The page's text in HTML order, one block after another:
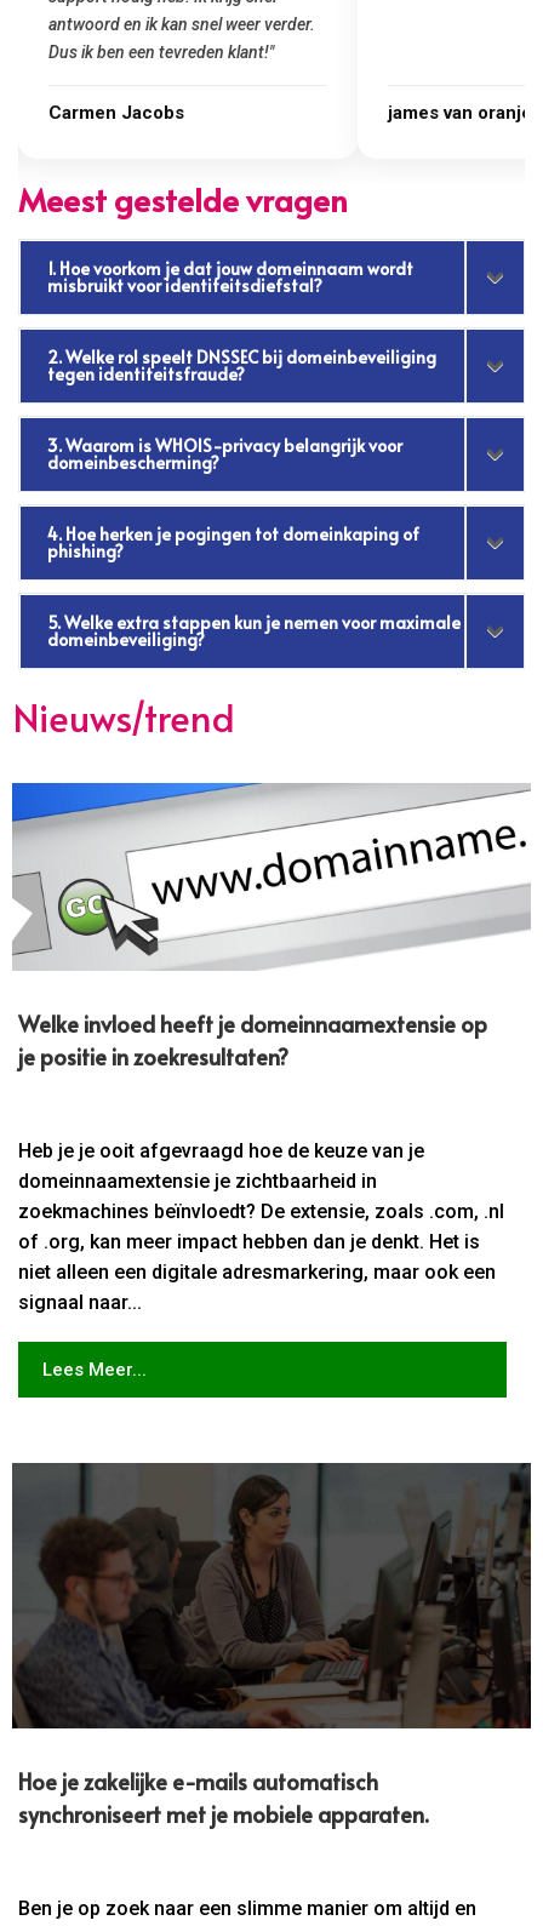
james van oranje Marcel Thijs
Meest gestelde vragen
1. Hoe voorkom je dat jouw domeinnaam wordt
misbruikt voor identiteitsdiefstal?
2. Welke rol speelt DNSSEC bij domeinbeveiliging
tegen identiteitsfraude?
3. Waarom is WHOIS-privacy belangrijk voor
domeinbescherming?
4. Hoe herken je pogingen tot domeinkaping of
phishing?
5. Welke extra stappen kun je nemen voor maximale
domeinbeveiliging?
Nieuws/trend
Welke invloed heeft je domeinnaamextensie op
je positie in zoekresultaten?
Heb je je ooit afgevraagd hoe de keuze van je
domeinnaamextensie je zichtbaarheid in
zoekmachines beïnvloedt? De extensie, zoals .com, .nl
of .org, kan meer impact hebben dan je denkt. Het is
niet alleen een digitale adresmarkering, maar ook een
signaal naar...
Lees Meer...
Hoe je zakelijke e-mails automatisch
synchroniseert met je mobiele apparaten.​
Ben je op zoek naar een slimme manier om altijd en